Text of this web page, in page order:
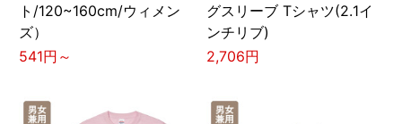
ト/120~160cm/ウィメン
ズ）
541円～
グスリーブ Tシャツ(2.1イ
ンチリブ)
2,706円